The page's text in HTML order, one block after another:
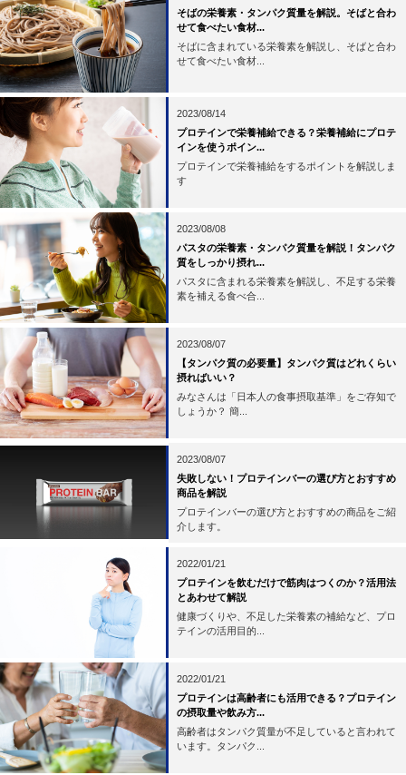
そばの栄養素・タンパク質量を解説。そばと合わ
せて食べたい食材...
そばに含まれている栄養素を解説し、そばと合わ
せて食べたい食材...
2023/08/14
プロテインで栄養補給できる？栄養補給にプロテ
インを使うポイン...
プロテインで栄養補給をするポイントを解説しま
す
2023/08/08
パスタの栄養素・タンパク質量を解説！タンパク
質をしっかり摂れ...
パスタに含まれる栄養素を解説し、不足する栄養
素を補える食べ合...
2023/08/07
【タンパク質の必要量】タンパク質はどれくらい
摂ればいい？
みなさんは「日本人の食事摂取基準」をご存知で
しょうか？ 簡...
2023/08/07
失敗しない！プロテインバーの選び方とおすすめ
商品を解説
プロテインバーの選び方とおすすめの商品をご紹
介します。
2022/01/21
プロテインを飲むだけで筋肉はつくのか？活用法
とあわせて解説
健康づくりや、不足した栄養素の補給など、プロ
テインの活用目的...
2022/01/21
プロテインは高齢者にも活用できる？プロテイン
の摂取量や飲み方...
高齢者はタンパク質量が不足していると言われて
います。タンパク...